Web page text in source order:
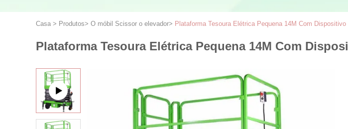
Casa > Produtos> O móbil Scissor o elevador> Plataforma Tesoura Elétrica Pequena 14M Com
Plataforma Tesoura Elétrica Pequena 14M Com